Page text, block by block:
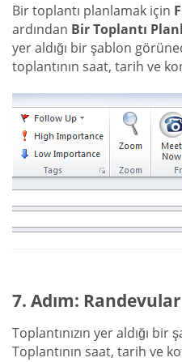
Bir toplantı planlamak için
ardından Bir Toplantı
yer aldığı bir şablon
toplantının saat, tarih ve
7. Adım: Randevular
Toplantınızın yer aldığı
Toplantının saat, tarih ve